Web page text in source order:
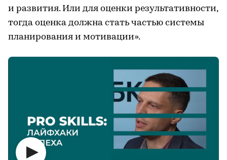
и развития. Или для оценки результативности,
тогда оценка должна стать частью системы
планирования и мотивации».